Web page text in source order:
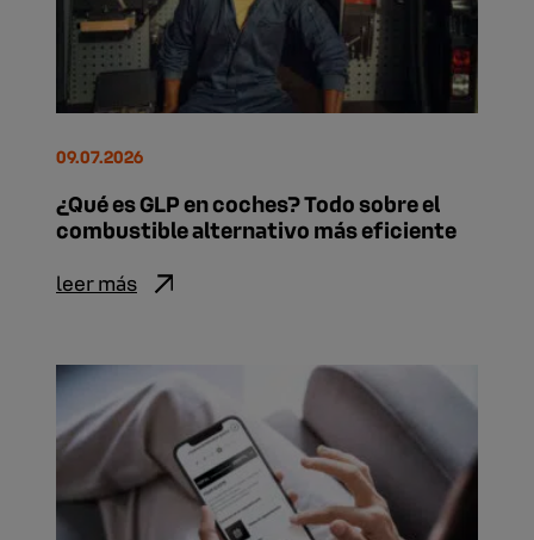
¿Qué es GLP en coches? Todo sobre el
combustible alternativo más eficiente
09.07.2026
leer más